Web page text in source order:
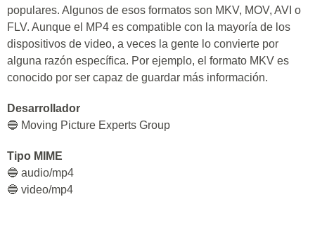
populares. Algunos de esos formatos son MKV, MOV, AVI o
FLV. Aunque el MP4 es compatible con la mayoría de los
dispositivos de video, a veces la gente lo convierte por
alguna razón específica. Por ejemplo, el formato MKV es
conocido por ser capaz de guardar más información.
Desarrollador
🔵 Moving Picture Experts Group
Tipo MIME
🔵 audio/mp4
🔵 video/mp4